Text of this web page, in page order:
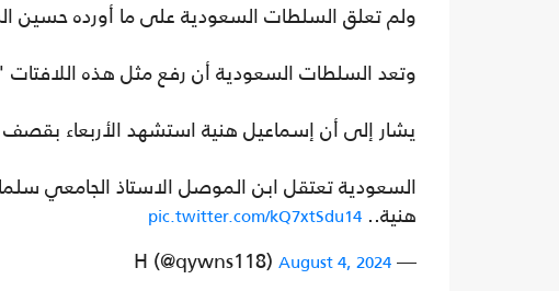
ولم تعلق السلطات السعودية على ما أورده حسين
وتعد السلطات السعودية أن رفع مثل هذه
يشار إلى أن إسماعيل هنية استشهد الأربعاء
السعودية تعتقل ابن الموصل الاستاذ الجامعي
هنية.. pic.twitter.com/kQ7xtSdu14
— H (@qywns118)
August 4, 2024